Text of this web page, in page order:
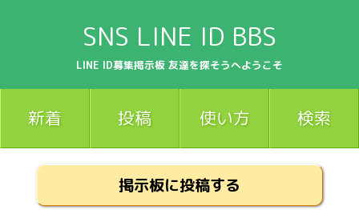
SNS LINE ID BBS
LINE ID募集掲示板 友達を探そうへようこそ
新着 投稿 使い方 検索
掲示板に投稿する